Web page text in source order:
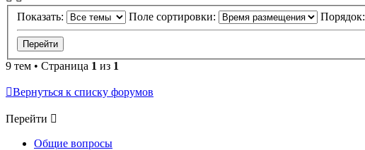
Показать: Поле сортировки: Порядок:
9 тем • Страница 1 из 1
Вернуться к списку форумов
Перейти
Общие вопросы